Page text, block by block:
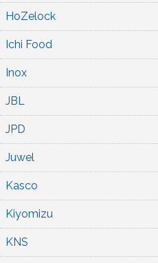
HoZelock
Ichi Food
Inox
JBL
JPD
Juwel
Kasco
Kiyomizu
KNS